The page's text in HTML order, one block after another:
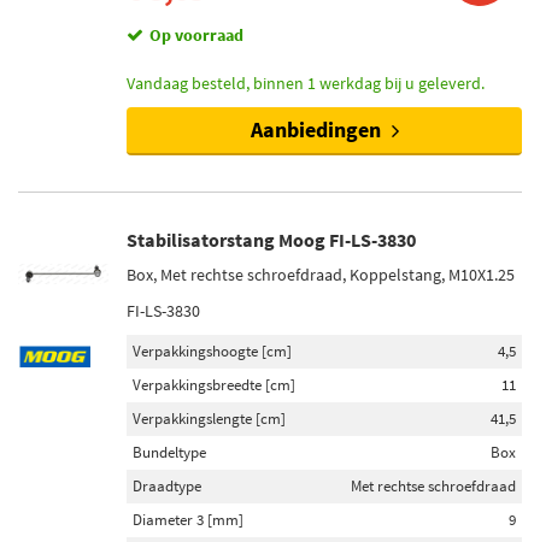
Op voorraad
Vandaag besteld, binnen 1 werkdag bij u geleverd.
Aanbiedingen
Stabilisatorstang Moog FI-LS-3830
Box, Met rechtse schroefdraad, Koppelstang, M10X1.25
FI-LS-3830
Verpakkingshoogte [cm]
4,5
Verpakkingsbreedte [cm]
11
Verpakkingslengte [cm]
41,5
Bundeltype
Box
Draadtype
Met rechtse schroefdraad
Diameter 3 [mm]
9